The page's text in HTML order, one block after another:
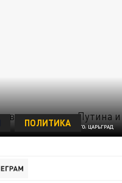
ФОТО: ЦАРЬГРАД
ПОЛИТИКА